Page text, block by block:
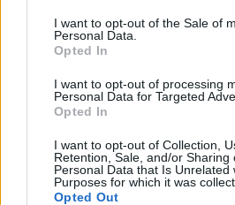
I want to opt-out of the Sale of
Personal Data.
Opted In
I want to opt-out of processing
Personal Data for Targeted
Opted In
I want to opt-out of Collection,
Retention, Sale, and/or Sharing
Personal Data that Is Unrelated
Purposes for which it was
Opted Out
Po gaudynių Vilniuje – didžiulė
Žinios